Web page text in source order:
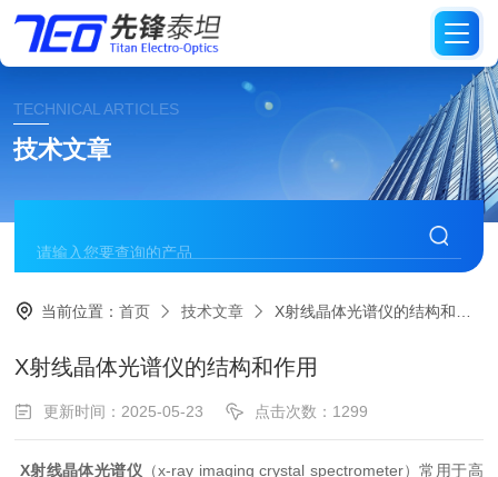
TECHNICAL ARTICLES
技术文章
当前位置：首页 技术文章 X射线晶体光谱仪的结构和作用
X射线晶体光谱仪的结构和作用
更新时间：2025-05-23 点击次数：1299
X射线晶体光谱仪 （x-ray imaging crystal spectrometer）常用于高